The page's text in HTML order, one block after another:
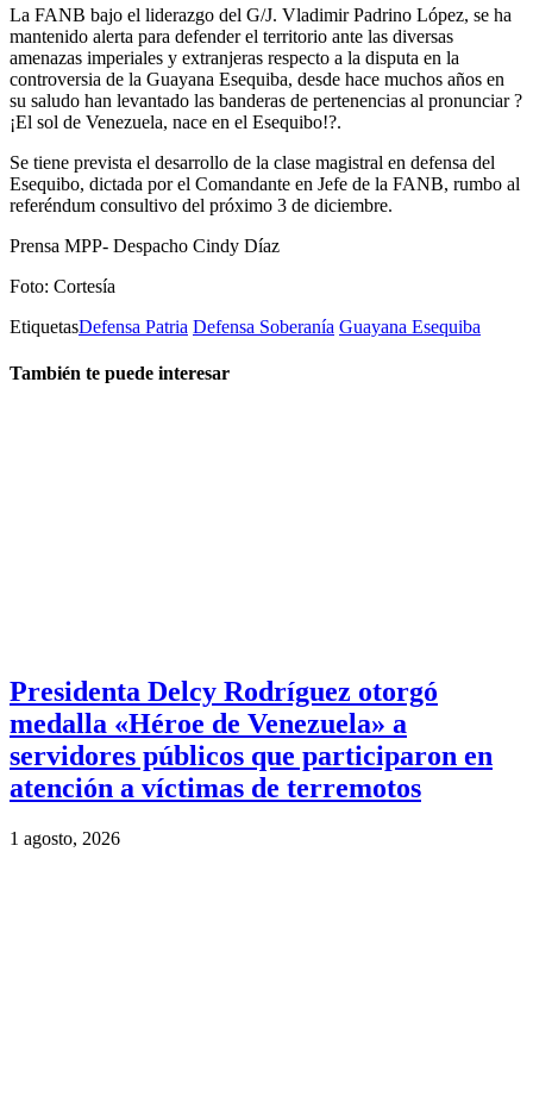
La FANB bajo el liderazgo del G/J. Vladimir Padrino López, se ha
mantenido alerta para defender el territorio ante las diversas
amenazas imperiales y extranjeras respecto a la disputa en la
controversia de la Guayana Esequiba, desde hace muchos años en
su saludo han levantado las banderas de pertenencias al pronunciar ?
¡El sol de Venezuela, nace en el Esequibo!?.
Se tiene prevista el desarrollo de la clase magistral en defensa del
Esequibo, dictada por el Comandante en Jefe de la FANB, rumbo al
referéndum consultivo del próximo 3 de diciembre.
Prensa MPP- Despacho Cindy Díaz
Foto: Cortesía
EtiquetasDefensa Patria Defensa Soberanía Guayana Esequiba
También te puede interesar
Presidenta Delcy Rodríguez otorgó
medalla «Héroe de Venezuela» a
servidores públicos que participaron en
atención a víctimas de terremotos
1 agosto, 2026